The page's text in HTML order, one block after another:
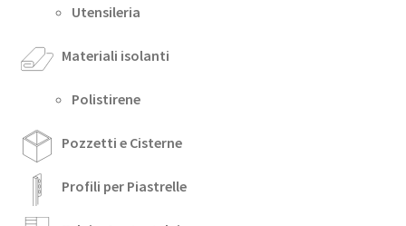
Utensileria
Materiali isolanti
Polistirene
Pozzetti e Cisterne
Profili per Piastrelle